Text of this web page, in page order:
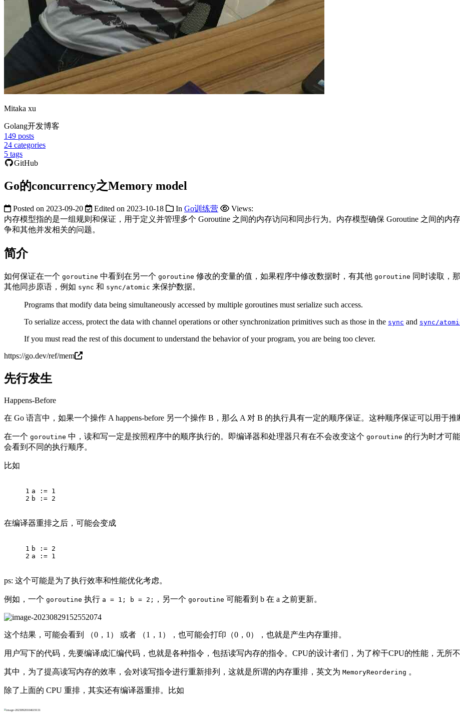
Mitaka xu
Golang开发博客
149 posts
24 categories
5 tags
GitHub
Go的concurrency之Memory model
Posted on 2023-09-20 Edited on 2023-10-18 In Go训练营
Views:
内存模型指的是一组规则和保证，用于定义并管理多个 Goroutine 之间的内存访问和同步行为。内存模型确保 Goroutine 之间的
争和其他并发相关的问题。
简介
如何保证在一个 goroutine 中看到在另一个 goroutine 修改的变量的值，如果程序中修改数据时，有其他 goroutine 同时读取，
其他同步原语，例如 sync 和 sync/atomic 来保护数据。
Programs that modify data being simultaneously accessed by multiple goroutines must serialize such access.
To serialize access, protect the data with channel operations or other synchronization primitives such as those in the sync and sync/
If you must read the rest of this document to understand the behavior of your program, you are being too clever.
https://go.dev/ref/mem
先行发生
Happens-Before
在 Go 语言中，如果一个操作 A happens-before 另一个操作 B，那么 A 对 B 的执行具有一定的顺序保证。这种顺序保证可以用于推
在一个 goroutine 中，读和写一定是按照程序中的顺序执行的。即编译器和处理器只有在不会改变这个 goroutine 的行为时才可
会看到不同的执行顺序。
比如
1
2
a := 1
b := 2
在编译器重排之后，可能会变成
1
2
b := 2
a := 1
ps: 这个可能是为了执行效率和性能优化考虑。
例如，一个 goroutine 执行 a = 1; b = 2; ，另一个 goroutine 可能看到 b 在 a 之前更新。
这个结果，可能会看到 （0，1） 或者 （1，1），也可能会打印（0，0），也就是产生内存重排。
用户写下的代码，先要编译成汇编代码，也就是各种指令，包括读写内存的指令。CPU的设计者们，为了榨干CPU的性能，无所
其中，为了提高读写内存的效率，会对读写指令进行重新排列，这就是所谓的内存重排，英文为 MemoryReordering 。
除了上面的 CPU 重排，其实还有编译器重排。比如